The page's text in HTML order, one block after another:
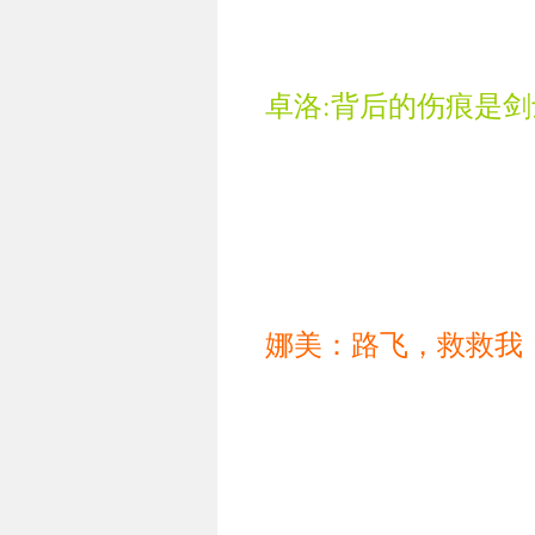
卓洛:背后的伤痕是剑
娜美：路飞，救救我